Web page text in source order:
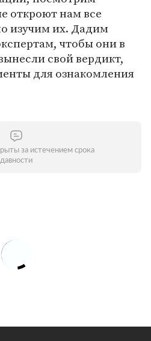
откроют нам все
изучим их. Дадим
чтобы они в
свой вердикт,
для ознакомления
за истечением срока
давности